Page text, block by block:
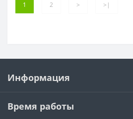
1 2 > >|
Информация
Время работы